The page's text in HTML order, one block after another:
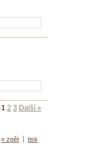
1 2 3 Další »
tisk
« zpět